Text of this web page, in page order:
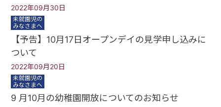
2022年09月30日
未就園児の
みなさまへ
【予告】10月17日オープンデイの見学申し込みに
ついて
2022年09月20日
未就園児の
みなさまへ
9 月10月の幼稚園開放についてのお知らせ